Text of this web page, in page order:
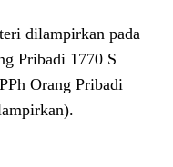
dilampirkan pada
Pribadi 1770 S
Orang Pribadi